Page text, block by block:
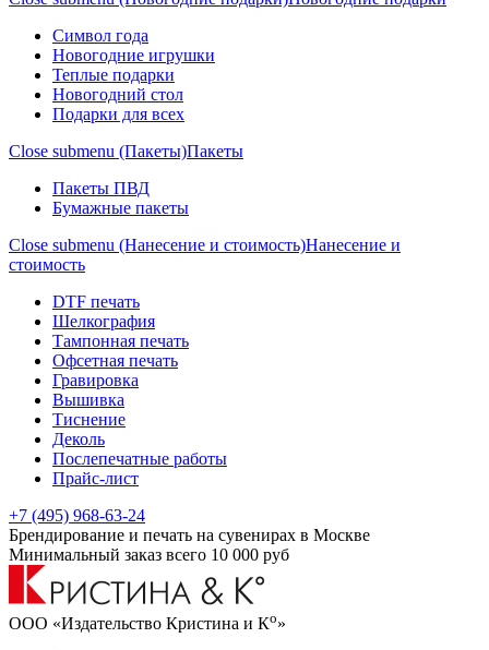
Символ года
Новогодние игрушки
Теплые подарки
Новогодний стол
Подарки для всех
Close submenu (Пакеты)Пакеты
Пакеты ПВД
Бумажные пакеты
Close submenu (Нанесение и стоимость)Нанесение и
стоимость
DTF печать
Шелкография
Тампонная печать
Офсетная печать
Гравировка
Вышивка
Тиснение
Деколь
Послепечатные работы
Прайс-лист
+7 (495) 968-63-24
Брендирование и печать на сувенирах в Москве
Минимальный заказ всего 10 000 руб
ООО «Издательство Кристина и Ко»